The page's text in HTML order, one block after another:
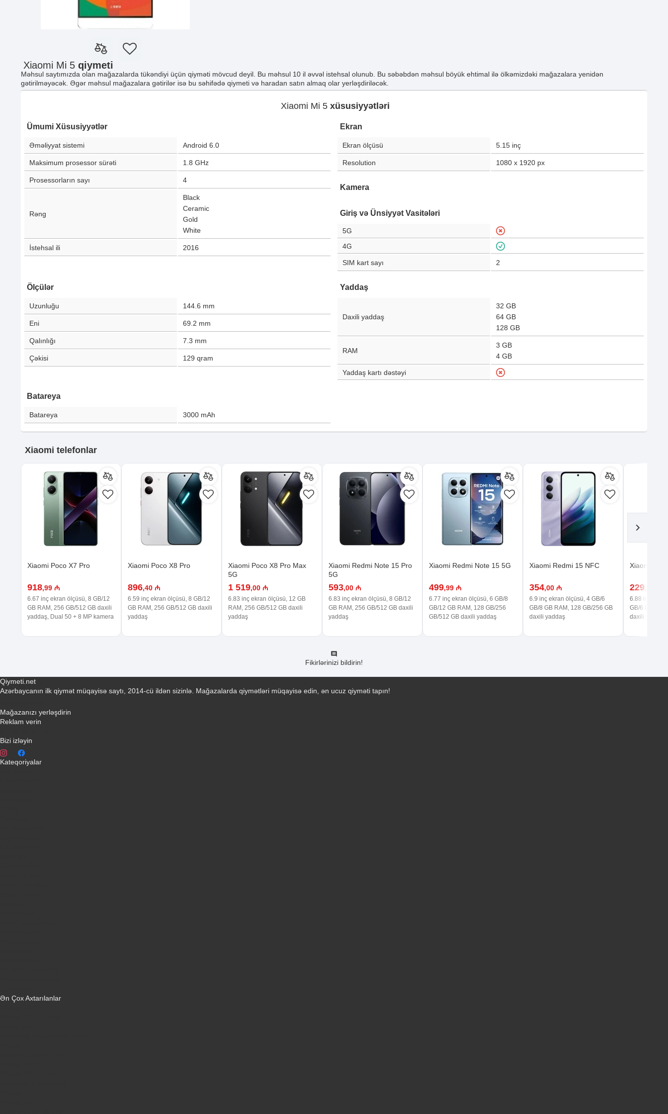
Xiaomi Mi 5 qiymeti
Məhsul saytımızda olan mağazalarda tükəndiyi üçün qiyməti mövcud deyil. Bu məhsul 10 il əvvəl istehsal olunub. Bu səbəbdən məhsul böyük ehtimal ilə ölkəmizdəki mağazalara yenidən
gətirilməyəcək. Əgər məhsul mağazalara gətirilər isə bu səhifədə qiymeti və haradan satın almaq olar yerləşdiriləcək.
Xiaomi Mi 5 xüsusiyyətləri
Ümumi Xüsusiyyətlər
Əməliyyat sistemi Android 6.0
Maksimum prosessor sürəti 1.8 GHz
Prosessorların sayı 4
Rəng
Black
Ceramic
Gold
White
İstehsal ili 2016
Ekran
Ekran ölçüsü 5.15 inç
Resolution 1080 x 1920 px
Kamera
Giriş və Ünsiyyət Vasitələri
5G
4G
SIM kart sayı 2
Ölçülər
Uzunluğu 144.6 mm
Eni 69.2 mm
Qalınlığı 7.3 mm
Çəkisi 129 qram
Yaddaş
Daxili yaddaş
32 GB
64 GB
128 GB
RAM
3 GB
4 GB
Yaddaş kartı dəstəyi
Batareya
Batareya 3000 mAh
Xiaomi telefonlar
Xiaomi Poco X7 Pro
918,99 ₼
6.67 inç ekran ölçüsü, 8 GB/12
GB RAM, 256 GB/512 GB daxili
yaddaş, Dual 50 + 8 MP kamera
Xiaomi Poco X8 Pro
896,40 ₼
6.59 inç ekran ölçüsü, 8 GB/12
GB RAM, 256 GB/512 GB daxili
yaddaş
Xiaomi Poco X8 Pro Max
5G
1 519,00 ₼
6.83 inç ekran ölçüsü, 12 GB
RAM, 256 GB/512 GB daxili
yaddaş
Xiaomi Redmi Note 15 Pro
5G
593,00 ₼
6.83 inç ekran ölçüsü, 8 GB/12
GB RAM, 256 GB/512 GB daxili
yaddaş
Xiaomi Redmi Note 15 5G
499,99 ₼
6.77 inç ekran ölçüsü, 6 GB/8
GB/12 GB RAM, 128 GB/256
GB/512 GB daxili yaddaş
Xiaomi Redmi 15 NFC
354,00 ₼
6.9 inç ekran ölçüsü, 4 GB/6
GB/8 GB RAM, 128 GB/256 GB
daxili yaddaş
Xiaomi
229,99 ₼
6.88 inç
GB/6 GB
daxili yaddaş
Fikirlərinizi bildirin!
Qiymeti.net
Azərbaycanın ilk qiymət müqayisə saytı, 2014-cü ildən sizinlə. Mağazalarda qiymətləri müqayisə edin, ən ucuz qiyməti tapın!
Mağazanızı yerləşdirin
Reklam verin
Bizi izləyin
Kateqoriyalar
Ən Çox Axtarılanlar